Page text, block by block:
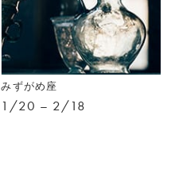
みずがめ座
1/20 – 2/18